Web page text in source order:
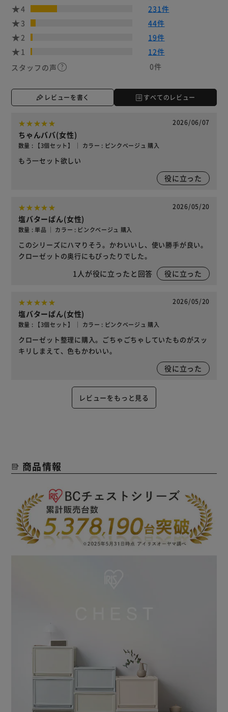
4
231件
3
44件
2
19件
1
12件
スタッフの声
0件
レビューを書く すべてのレビュー
2026/06/07
ちゃんババ(女性)
数量 : 【3個セット】 ｜ カラー : ピンクベージュ 購入
もう一セット欲しい
役に立った
2026/05/20
塩バターぱん(女性)
数量 : 単品 ｜ カラー : ピンクベージュ 購入
このシリーズにハマりそう。かわいいし、使い勝手が良い。
クローゼットの奥行にもぴったりでした。
1 人が役に立ったと回答 役に立った
2026/05/20
塩バターぱん(女性)
数量 : 【3個セット】 ｜ カラー : ピンクベージュ 購入
クローゼット整理に購入。ごちゃごちゃしていたものがスッ
キリしまえて、色もかわいい。
役に立った
レビューをもっと見る
商品情報